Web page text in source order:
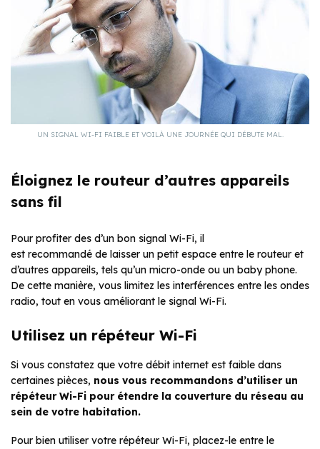
UN SIGNAL WI-FI FAIBLE ET VOILÀ UNE JOURNÉE QUI DÉBUTE MAL.
Éloignez le routeur d’autres appareils
sans fil
Pour profiter des d’un bon signal Wi-Fi, il
est recommandé de laisser un petit espace entre le routeur et
d’autres appareils, tels qu’un micro-onde ou un baby phone.
De cette manière, vous limitez les interférences entre les ondes
radio, tout en vous améliorant le signal Wi-Fi.
Utilisez un répéteur Wi-Fi
Si vous constatez que votre débit internet est faible dans
certaines pièces, nous vous recommandons d’utiliser un
répéteur Wi-Fi pour étendre la couverture du réseau au
sein de votre habitation.
Pour bien utiliser votre répéteur Wi-Fi, placez-le entre le